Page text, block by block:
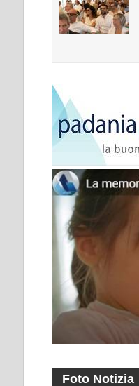
Foto Notizia